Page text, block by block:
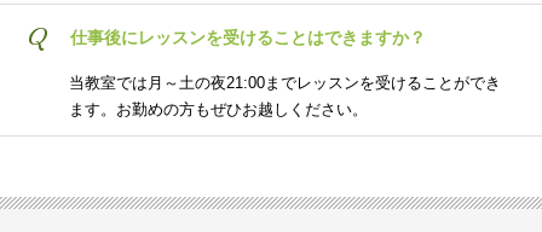
Q 仕事後にレッスンを受けることはできますか？
当教室では月～土の夜21:00までレッスンを受けることができ
ます。お勤めの方もぜひお越しください。